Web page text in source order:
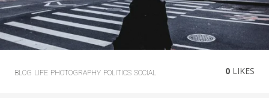
BLOG LIFE PHOTOGRAPHY POLITICS SOCIAL 0 LIKES